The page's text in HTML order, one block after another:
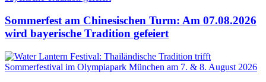
Sommerfest am Chinesischen Turm: Am 07.08.2026
wird bayerische Tradition gefeiert